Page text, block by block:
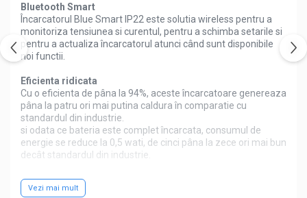
UPS Trifazat
Stabilizatoare Tensiune
PDUs unitati de distributie a
energiei electrice
Cabinete baterii
Acumulatori UPS
Drumetii / Camping
Accesorii
Frigidere portabile
Bluetooth Smart
Încarcatorul Blue Smart IP22 este solutia wireless pentru a
monitoriza tensiunea si curentul, pentru a schimba setarile si
pentru a actualiza încarcatorul atunci când sunt disponibile
noi functii.
Eficienta ridicata
Cu o eficienta de pâna la 94%, aceste încarcatoare genereaza
pâna la patru ori mai putina caldura în comparatie cu
standardul din industrie.
si odata ce bateria este complet încarcata, consumul de
energie se reduce la 0,5 wati, de cinci pâna la zece ori mai bun
decât standardul din industrie.
Algoritm de încarcare adaptiv în 6 trepte: test - bulk -
absorbtie - reconditionare - plutitor - stocare
Vezi mai mult